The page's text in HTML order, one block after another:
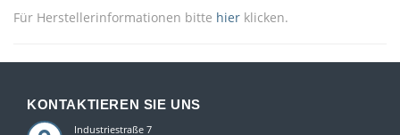
Für Herstellerinformationen bitte hier klicken.
KONTAKTIEREN SIE UNS
Industriestraße 7